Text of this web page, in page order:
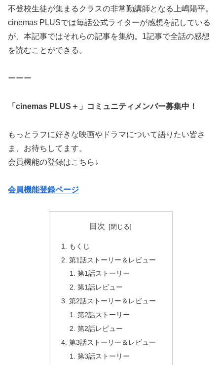
不登校生徒が集まるクラスの非常勤講師となる上嶋陽平。
cinemas PLUSでは毎話公式ライターが感想を記している
が、本記事ではそれらの記事を集約。1記事で全話の感想
を読むことができる。
ーーー
「cinemas PLUS＋」コミュニティメンバー募集中！
もっとラフに好きな映画やドラマについて語りたい皆さ
ま、お待ちしてます。
会員機能の登録はこちら↓
会員機能登録ページ
目次
もくじ
第1話ストーリー＆レビュー
第1話ストーリー
第1話レビュー
第2話ストーリー＆レビュー
第2話ストーリー
第2話レビュー
第3話ストーリー＆レビュー
第3話ストーリー